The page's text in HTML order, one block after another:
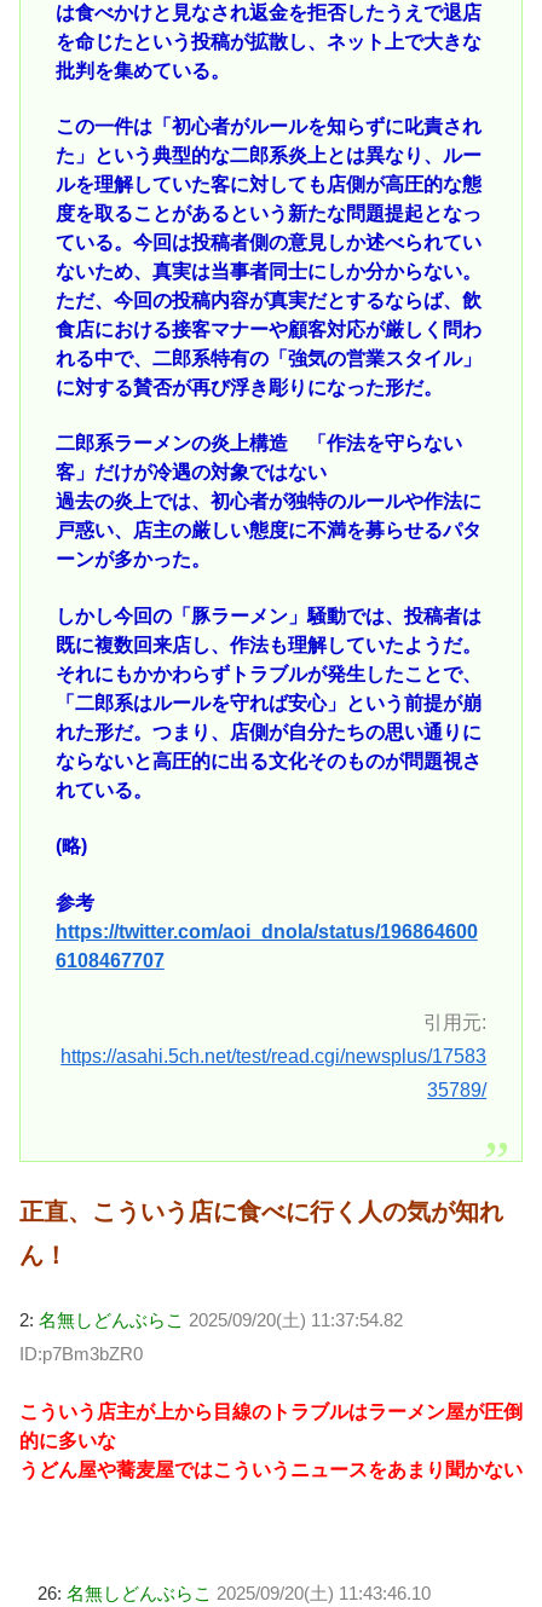
は食べかけと見なされ返金を拒否したうえで退店
を命じたという投稿が拡散し、ネット上で大きな
批判を集めている。
この一件は「初心者がルールを知らずに叱責され
た」という典型的な二郎系炎上とは異なり、ルー
ルを理解していた客に対しても店側が高圧的な態
度を取ることがあるという新たな問題提起となっ
ている。今回は投稿者側の意見しか述べられてい
ないため、真実は当事者同士にしか分からない。
ただ、今回の投稿内容が真実だとするならば、飲
食店における接客マナーや顧客対応が厳しく問わ
れる中で、二郎系特有の「強気の営業スタイル」
に対する賛否が再び浮き彫りになった形だ。
二郎系ラーメンの炎上構造 「作法を守らない
客」だけが冷遇の対象ではない
過去の炎上では、初心者が独特のルールや作法に
戸惑い、店主の厳しい態度に不満を募らせるパタ
ーンが多かった。
しかし今回の「豚ラーメン」騒動では、投稿者は
既に複数回来店し、作法も理解していたようだ。
それにもかかわらずトラブルが発生したことで、
「二郎系はルールを守れば安心」という前提が崩
れた形だ。つまり、店側が自分たちの思い通りに
ならないと高圧的に出る文化そのものが問題視さ
れている。
(略)
参考
https://twitter.com/aoi_dnola/status/196864600
6108467707
引用元:
https://asahi.5ch.net/test/read.cgi/newsplus/17583
35789/
正直、こういう店に食べに行く人の気が知れ
ん！
2: 名無しどんぶらこ 2025/09/20(土) 11:37:54.82
ID:p7Bm3bZR0
こういう店主が上から目線のトラブルはラーメン屋が圧倒
的に多いな
うどん屋や蕎麦屋ではこういうニュースをあまり聞かない
26: 名無しどんぶらこ 2025/09/20(土) 11:43:46.10